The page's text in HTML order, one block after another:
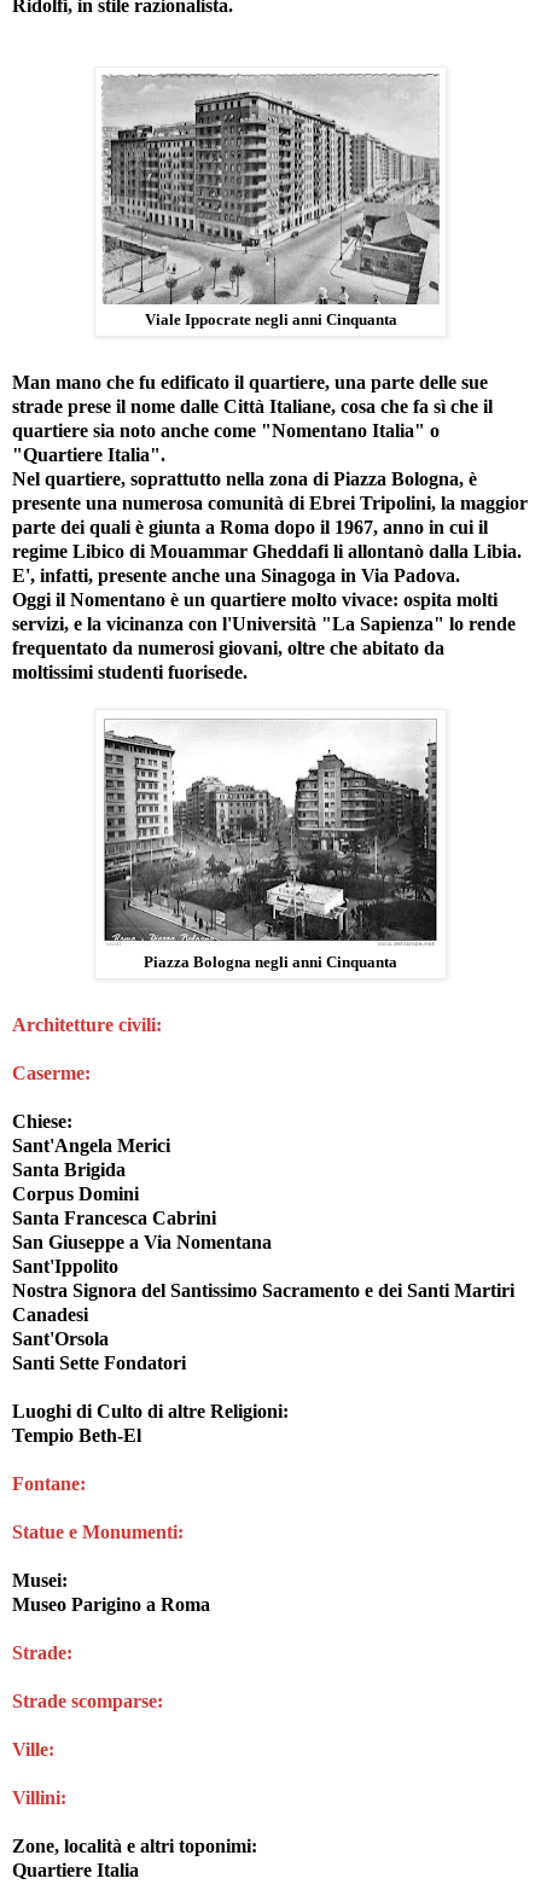
Ridolfi, in stile razionalista.
Viale Ippocrate negli anni Cinquanta
Man mano che fu edificato il quartiere, una parte delle sue
strade prese il nome dalle Città Italiane, cosa che fa sì che il
quartiere sia noto anche come "Nomentano Italia" o
"Quartiere Italia".
Nel quartiere, soprattutto nella zona di Piazza Bologna, è
presente una numerosa comunità di Ebrei Tripolini, la maggior
parte dei quali è giunta a Roma dopo il 1967, anno in cui il
regime Libico di Mouammar Gheddafi li allontanò dalla Libia.
E', infatti, presente anche una Sinagoga in Via Padova.
Oggi il Nomentano è un quartiere molto vivace: ospita molti
servizi, e la vicinanza con l'Università "La Sapienza" lo rende
frequentato da numerosi giovani, oltre che abitato da
moltissimi studenti fuorisede.
Piazza Bologna negli anni Cinquanta
Architetture civili:
Caserme:
Chiese:
Sant'Angela Merici
Santa Brigida
Corpus Domini
Santa Francesca Cabrini
San Giuseppe a Via Nomentana
Sant'Ippolito
Nostra Signora del Santissimo Sacramento e dei Santi Martiri
Canadesi
Sant'Orsola
Santi Sette Fondatori
Luoghi di Culto di altre Religioni:
Tempio Beth-El
Fontane:
Statue e Monumenti:
Musei:
Museo Parigino a Roma
Strade:
Strade scomparse:
Ville:
Villini:
Zone, località e altri toponimi:
Quartiere Italia